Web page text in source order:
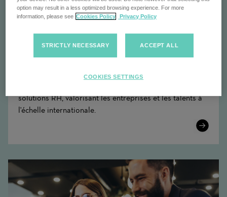
solutions RH, valorisant les entreprises et les talents à
l'échelle internationale.
Learn
option may result in a less optimized browsing experience. For more
information, please see Cookies Policy Privacy Policy
STRICTLY NECESSARY ACCEPT ALL
COOKIES SETTINGS